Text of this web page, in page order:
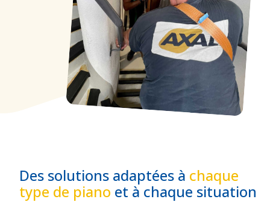
Des solutions adaptées à chaque
type de piano et à chaque situation